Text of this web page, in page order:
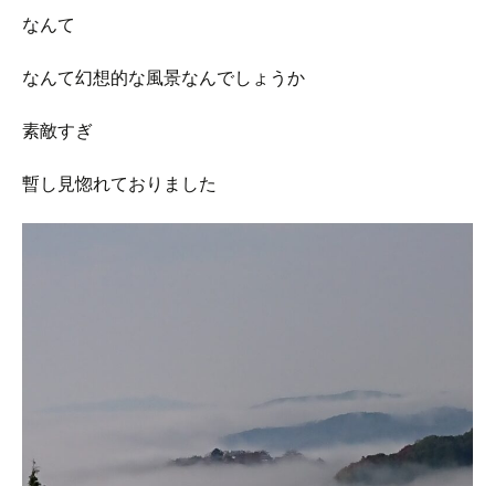
なんて
なんて幻想的な風景なんでしょうか
素敵すぎ
暫し見惚れておりました